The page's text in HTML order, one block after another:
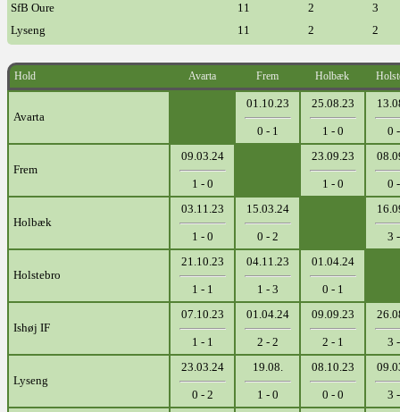
SfB Oure
11 2
3
Lyseng
11 2 2
Hold Avarta Frem Holbæk
Avarta
01.10.23
0 - 1
25.08.23
1 - 0 0
Frem
09.03.24
1 - 0
23.09.23
1 - 0 0
Holbæk
03.11.23
1 - 0
15.03.24
0 - 2 3
Holstebro
21.10.23
1 - 1
04.11.23
1 - 3
01.04.24
0 - 1
Ishøj IF
07.10.23
1 - 1
01.04.24
2 - 2
09.09.23
2 - 1 3
Lyseng
23.03.24
0 - 2
19.08.
1 - 0
08.10.23
0 - 0 3